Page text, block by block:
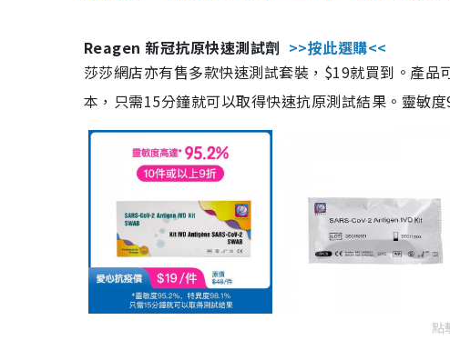
Reagen 新冠抗原快速測試劑 >>按此選購<<
莎莎網店亦有售多款快速測試套裝，$19就買到。產
本，只需15分鐘就可以取得快速抗原測試結果。靈敏
點